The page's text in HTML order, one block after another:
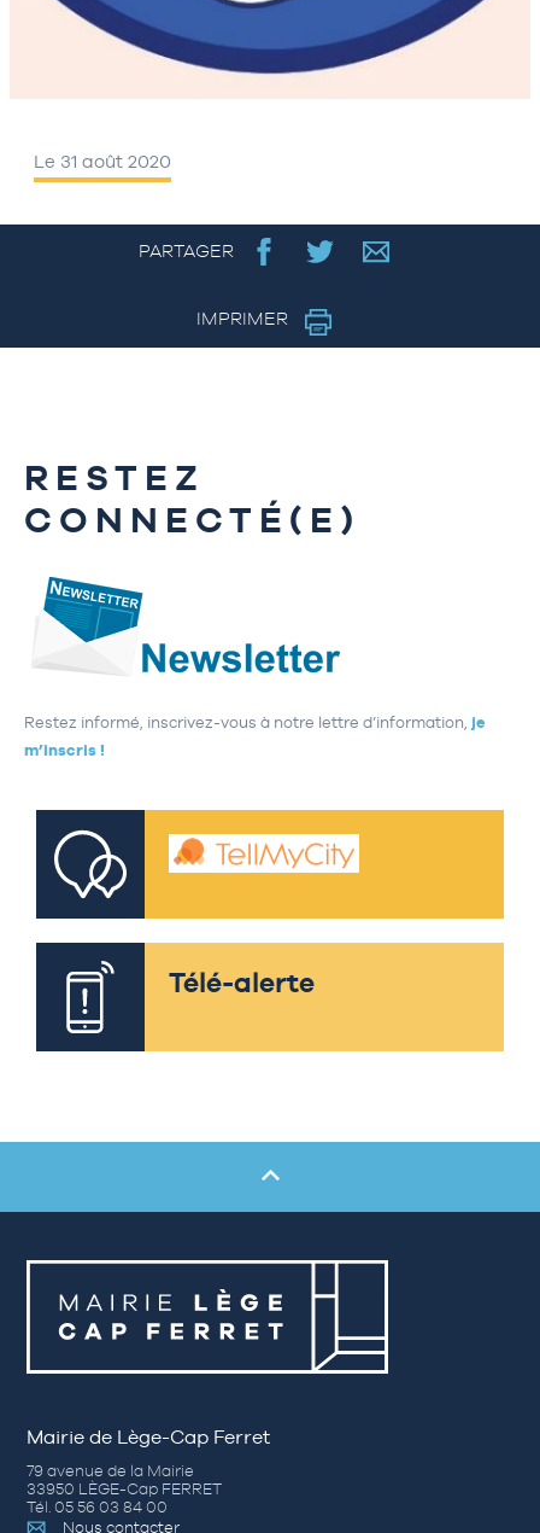
Le 31 août 2020
PARTAGER
IMPRIMER
RESTEZ
CONNECTÉ(E)
Restez informé, inscrivez-vous à notre lettre d’information, je
m’inscris !
Télé-alerte
Mairie de Lège-Cap Ferret
79 avenue de la Mairie
33950 LÈGE-Cap FERRET
Tél. 05 56 03 84 00
Nous contacter